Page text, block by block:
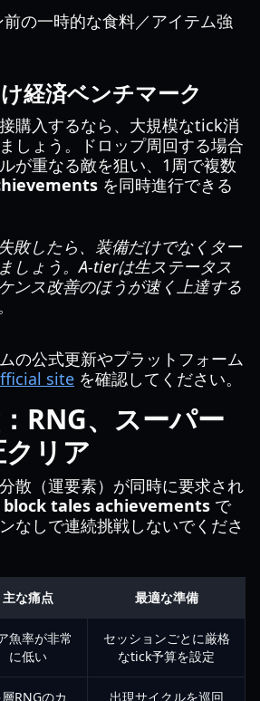
の一時的な食料／アイテム強
経済ベンチマーク
購入するなら、大規模なtick消
しょう。ドロップ周回する場合
が重なる敵を狙い、1周で複数
を同時進行できる
敗したら、装備だけでなくター
しょう。A-tierは生ステータス
ンス改善のほうが速く上達する
の公式更新やプラットフォーム
site を確認してください。
RNG、スーパー
リア
散（運要素）が同時に要求され
block tales achievements で
なしで連続挑戦しないでくださ
主な痛点 最適な準備
魚率が非常
に低い
セッションごとに厳格
なtick予算を設定
RNGのカ 出現サイクルを巡回